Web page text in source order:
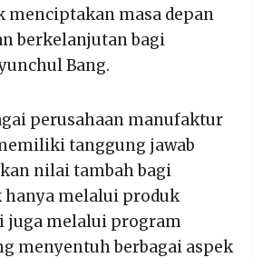
menciptakan masa depan
berkelanjutan bagi
Bang.
perusahaan manufaktur
tanggung jawab
nilai tambah bagi
hanya melalui produk
juga melalui program
menyentuh berbagai aspek